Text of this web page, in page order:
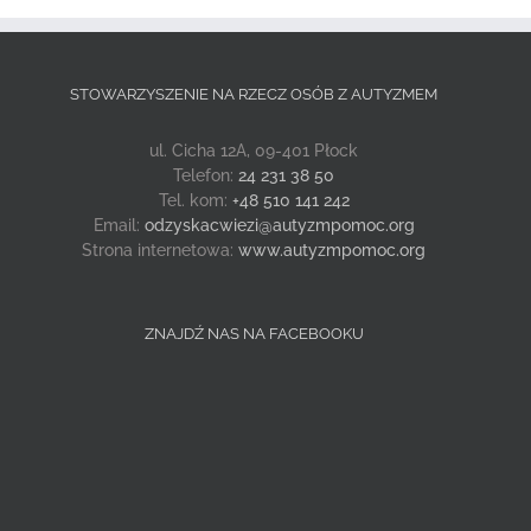
STOWARZYSZENIE NA RZECZ OSÓB Z AUTYZMEM
ul. Cicha 12A, 09-401 Płock
Telefon: 24 231 38 50
Tel. kom: +48 510 141 242
Email: odzyskacwiezi@autyzmpomoc.org
Strona internetowa: www.autyzmpomoc.org
ZNAJDŹ NAS NA FACEBOOKU